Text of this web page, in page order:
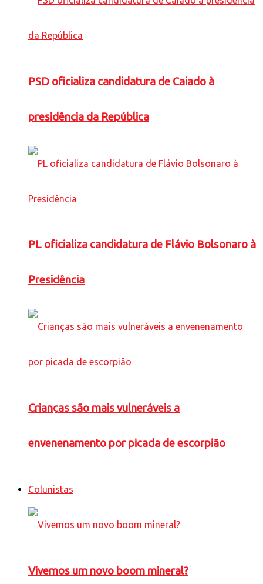
PSD oficializa candidatura de Caiado à
presidência da República
PL oficializa candidatura de Flávio Bolsonaro à
Presidência
Crianças são mais vulneráveis a
envenenamento por picada de escorpião
Colunistas
Vivemos um novo boom mineral?